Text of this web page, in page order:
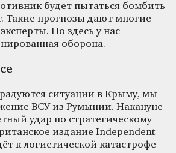
будет пытаться бомбить
Такие прогнозы дают многие
Но здесь у нас
оборона.
ситуации в Крыму, мы
ВСУ из Румынии. Накануне
удар по стратегическому
издание Independent
к логистической катастрофе